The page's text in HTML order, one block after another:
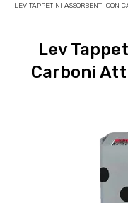
LEV TAPPETINI ASSORBENTI CON
Lev
Carboni